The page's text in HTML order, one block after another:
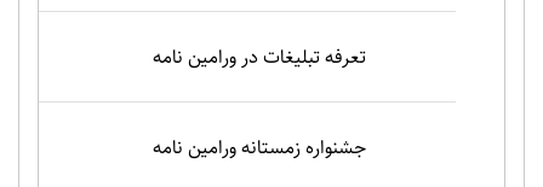
تعرفه تبلیغات در ورامین نامه
جشنواره زمستانه ورامین نامه